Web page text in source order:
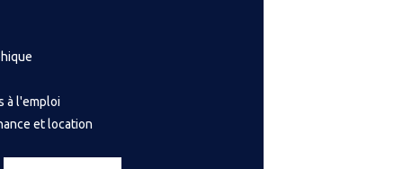
à l'emploi
et location